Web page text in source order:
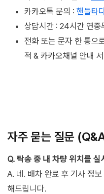
카카오톡 문의 : 핸들타
상담시간 : 24시간 연중
전화 또는 문자 한 통으
적 & 카카오채널 안내
자주 묻는 질문
Q. 탁송 중 내 차량 위치를
A. 네. 배차 완료 후 기사 정
해드립니다.